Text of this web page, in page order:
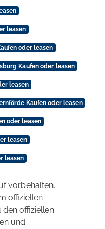
leasen
oder leasen
Kaufen oder leasen
leasen
Kaufen oder leasen
oder leasen
leasen
leasen
vorbehalten.
offiziellen
offiziellen
und